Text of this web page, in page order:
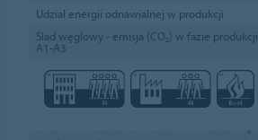
Udział energii odnawialnej w produkcji
Ślad węglowy - emisja (CO₂) w fazie produkcji
A1-A3